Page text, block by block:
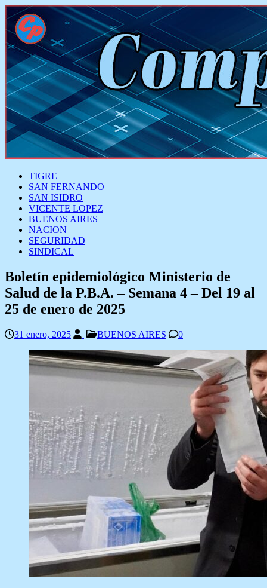
TIGRE
SAN FERNANDO
SAN ISIDRO
VICENTE LOPEZ
BUENOS AIRES
NACION
SEGURIDAD
SINDICAL
Boletín epidemiológico Ministerio de
Salud de la P.B.A. – Semana 4 – Del 19 al
25 de enero de 2025
31 enero, 2025 BUENOS AIRES 0